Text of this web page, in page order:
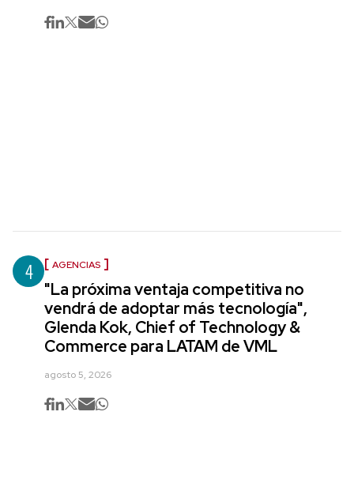
4 AGENCIAS
"La próxima ventaja competitiva no
vendrá de adoptar más tecnología",
Glenda Kok, Chief of Technology &
Commerce para LATAM de VML
agosto 5, 2026